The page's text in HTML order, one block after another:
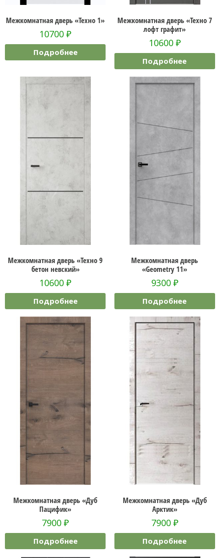
Межкомнатная дверь «Техно 1»
10700₽
Подробнее
Межкомнатная дверь «Техно 7
лофт графит»
10600 ₽
Подробнее
Межкомнатная дверь «Техно 9
бетон невский»
10600₽
Подробнее
Межкомнатная дверь
«Geometry 11»
9300 ₽
Подробнее
Межкомнатная дверь «Дуб
Пацифик»
7900₽
Подробнее
Межкомнатная дверь «Дуб
Арктик»
7900 ₽
Подробнее